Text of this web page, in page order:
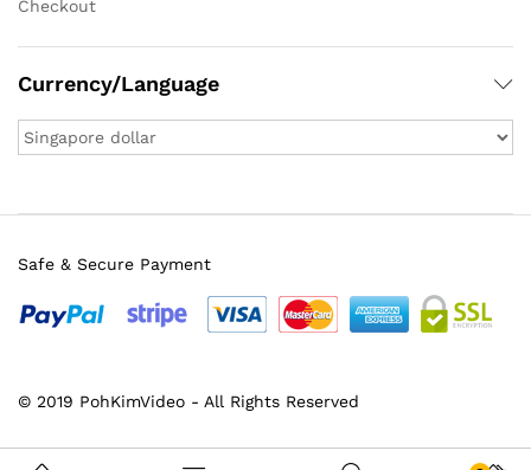
Checkout
Currency/Language
© 2019 PohKimVideo - All Rights Reserved
Safe & Secure Payment